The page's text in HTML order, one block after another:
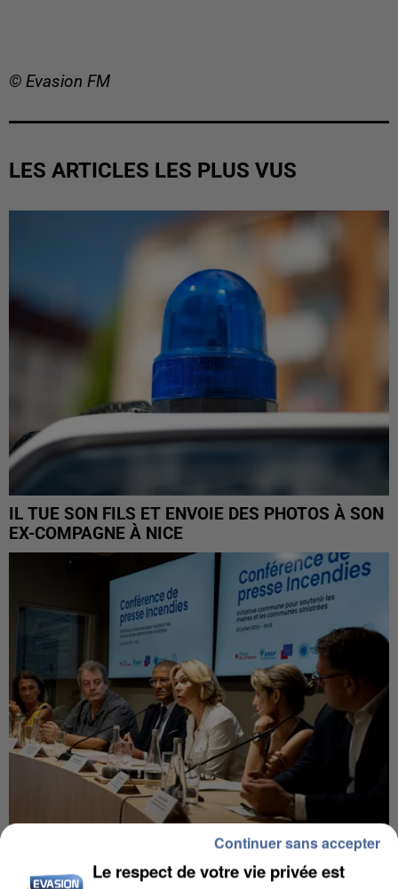
© Evasion FM
LES ARTICLES LES PLUS VUS
IL TUE SON FILS ET ENVOIE DES PHOTOS À SON
EX-COMPAGNE À NICE
INCENDIES : L’ÎLE-DE-FRANCE LANCE UN ÉLAN
DE SOLIDARITÉ AVEC LES...
Le respect de votre vie privée est
Continuer sans accepter